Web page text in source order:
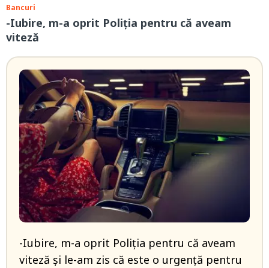
Bancuri
-Iubire, m-a oprit Poliția pentru că aveam
viteză
-Iubire, m-a oprit Poliția pentru că aveam
viteză și le-am zis că este o urgență pentru